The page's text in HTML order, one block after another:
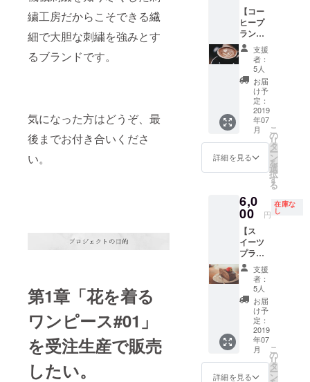
繍工房だからこそできる繊
細で大胆な刺繍を強みとす
るブランドです。
気になった方はどうぞ、最
後までお付き合いくださ
い。
第1章「花を着る
ワンピース#01」
を受注生産で販売
したい。
・胸も
との中
央に刺
繍しま
す。 ・
ボディ
は無地
の白、
メンズL
サイズ
のみで
すが女
性でも
ます。
・一枚
中厚手
のしっ
かりし
た素
材。 ・
クラウ
ドファ
ンディ
ング終
了後、
個別に
ご連絡
いたし
ますの
で、お
の丈の
長さを
お選び
くださ
い。 ・
S丈 着
118cm
（ノー
マル
丈。〜
155cm
の方は
こちら
がおす
・L丈
128cm
（ロン
グ丈。
長めに
着たい
方に）
※お届け
は9月中
旬ごろ
を予定
してお
りま
す。 ※
画像は
イメー
す。実
ファン
ディン
グ特別
価格に
てお届
けしま
す。 ①
袖に咲
かせる
花 と ②
ワン
ピース
の丈 を
お選び
類は、
以下の
４種類
からお
選びく
ださ
い。 ・
百合 ・
バラ(ピ
ンク) ・
バラ(赤)
・アイ
リス ②
ワン
ピース
の丈の
長さを
【コー
ヒープ
ラン・
岐阜で
コー
ヒーを
一緒に
飲みに
いきま
せん
か】 刺
繍工房
の３代
目と
ゆっく
りコー
飲みな
がらお
話しま
しょ
う。 岐
阜市内
でおす
すめの
コー
ヒーお
ごりま
す。 ブ
ランド
の立ち
上げや
アトツ
ギの
支援
者：
5人
お届
け予
定：
2019
年07
月
詳細を見る
こ
の
リ
タ
ー
ン
を
選
択
す
る
6,0
00 円
在庫な
し
【ス
イーツ
プラ
ン・岐
阜でス
イーツ
を一緒
に食べ
にいき
ません
か】 刺
繍工房
の３代
目と
支援
者：
5人
お届
け予
定：
2019
年07
月
詳細を見る
こ
の
リ
タ
ー
ン